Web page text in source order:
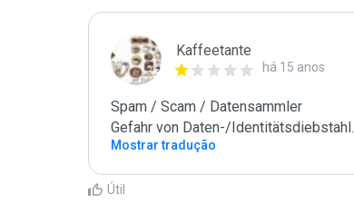
Kaffeetante
há 15 anos
Spam / Scam / Datensammler
Gefahr von Daten-/Identitätsdiebstahl.
Mostrar tradução
Útil